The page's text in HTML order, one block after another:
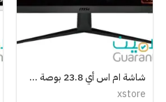
شاشة ام اس أي 23.8 بوصة G2412 فل اتش دي اي بي اس، 170 هرتز، 1 مللي ثانية، شاشة ايه ام دي فري سينك بريميوم للألعاب – أسود
xstore